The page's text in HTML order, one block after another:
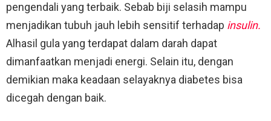
pengendali yang terbaik. Sebab biji selasih mampu
menjadikan tubuh jauh lebih sensitif terhadap insulin.
Alhasil gula yang terdapat dalam darah dapat
dimanfaatkan menjadi energi. Selain itu, dengan
demikian maka keadaan selayaknya diabetes bisa
dicegah dengan baik.